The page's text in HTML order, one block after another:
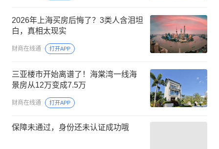
2026年上海买房后悔了？3类人含泪坦
白，真相太现实
财商在线通 打开APP
三亚楼市开始离谱了！海棠湾一线海
景房从12万变成7.5万
财商在线通 打开APP
保障未通过，身份还未认证成功哦